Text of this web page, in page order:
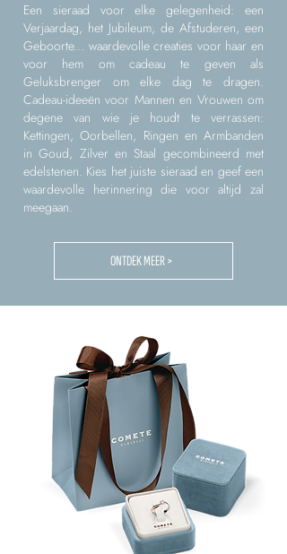
Een sieraad voor elke gelegenheid: een
Verjaardag, het Jubileum, de Afstuderen, een
Geboorte... waardevolle creaties voor haar en
voor hem om cadeau te geven als
Geluksbrenger om elke dag te dragen.
Cadeau-ideeën voor Mannen en Vrouwen om
degene van wie je houdt te verrassen:
Kettingen, Oorbellen, Ringen en Armbanden
in Goud, Zilver en Staal gecombineerd met
edelstenen. Kies het juiste sieraad en geef een
waardevolle herinnering die voor altijd zal
meegaan.
ONTDEK MEER >